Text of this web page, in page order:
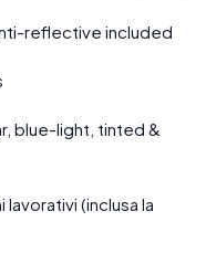
reflective included
blue-light, tinted &
(inclusa la